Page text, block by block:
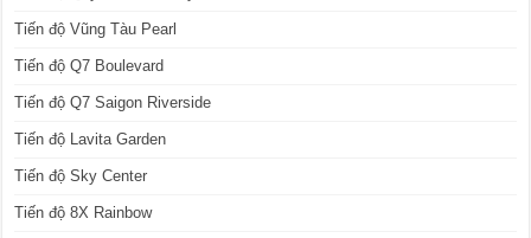
Tiến độ Vũng Tàu Pearl
Tiến độ Q7 Boulevard
Tiến độ Q7 Saigon Riverside
Tiến độ Lavita Garden
Tiến độ Sky Center
Tiến độ 8X Rainbow